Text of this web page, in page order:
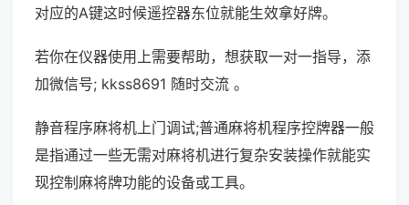
对应的A键这时候遥控器东位就能生效拿好牌。
若你在仪器使用上需要帮助，想获取一对一指导，添
加微信号; kkss8691 随时交流 。
静音程序麻将机上门调试;普通麻将机程序控牌器一般
是指通过一些无需对麻将机进行复杂安装操作就能实
现控制麻将牌功能的设备或工具。